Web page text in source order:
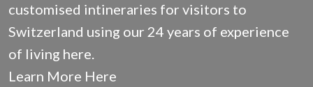
customised intineraries for visitors to
Switzerland using our 24 years of experience
of living here.
Learn More Here